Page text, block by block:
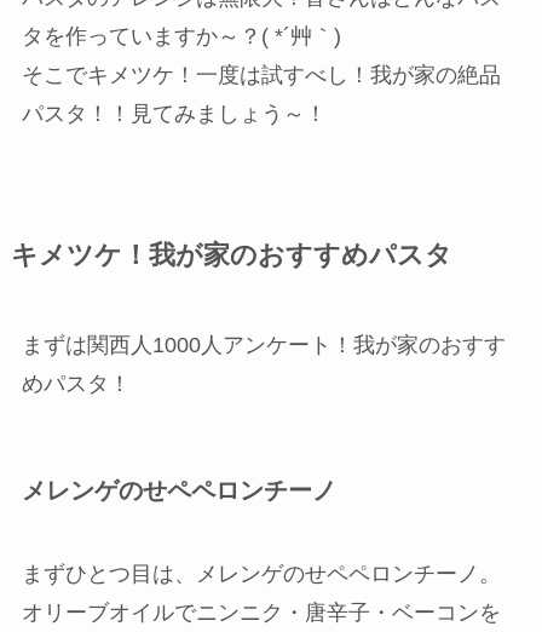
タを作っていますか～？( *´艸｀)
そこでキメツケ！一度は試すべし！我が家の絶品
パスタ！！見てみましょう～！
キメツケ！我が家のおすすめパスタ
まずは関西人1000人アンケート！我が家のおすす
めパスタ！
メレンゲのせペペロンチーノ
まずひとつ目は、メレンゲのせペペロンチーノ。
オリーブオイルでニンニク・唐辛子・ベーコンを